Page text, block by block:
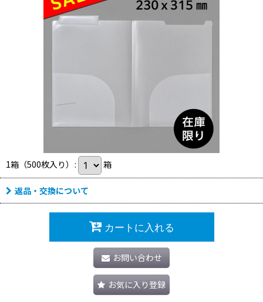
1箱（500枚入り） : 箱
返品・交換について
カートに入れる
お問い合わせ
お気に入り登録